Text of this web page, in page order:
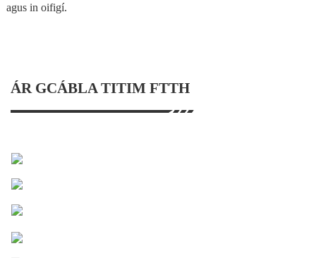
agus in oifigí.
ÁR GCÁBLA TITIM FTTH